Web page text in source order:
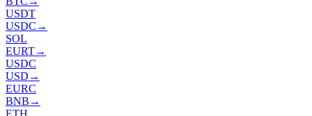
USDT
USDC →
SOL
EURT→
USDC
USD →
EURC
BNB →